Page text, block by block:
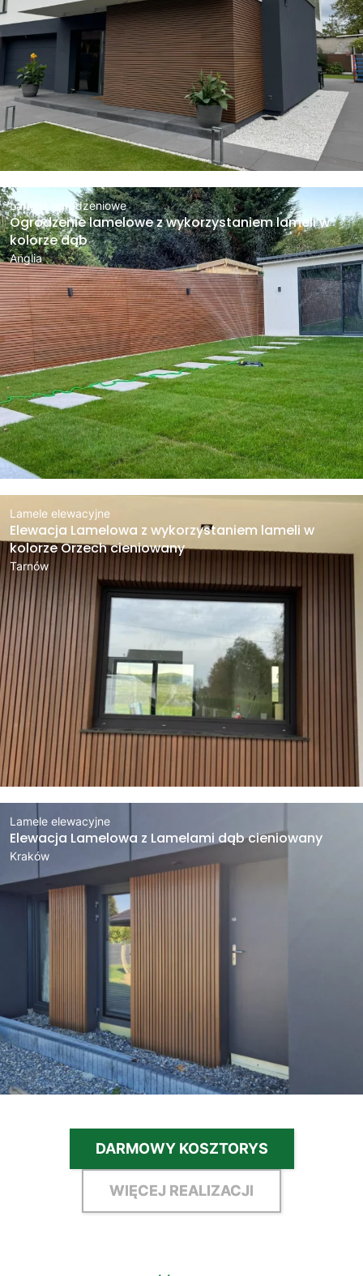
Lamele ogrodzeniowe
Ogrodzenie lamelowe z wykorzystaniem lameli w
kolorze dąb
Anglia
Lamele elewacyjne
Elewacja Lamelowa z wykorzystaniem lameli w
kolorze Orzech cieniowany
Tarnów
Lamele elewacyjne
Elewacja Lamelowa z Lamelami dąb cieniowany
Kraków
DARMOWY KOSZTORYS
WIĘCEJ REALIZACJI